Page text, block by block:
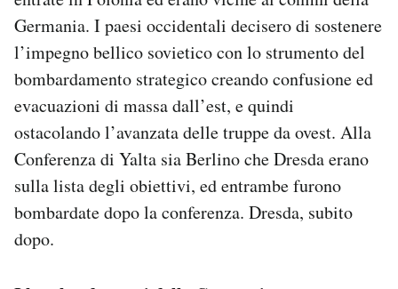
Germania. I paesi occidentali decisero di sostenere
l’impegno bellico sovietico con lo strumento del
bombardamento strategico creando confusione ed
evacuazioni di massa dall’est, e quindi
ostacolando l’avanzata delle truppe da ovest. Alla
Conferenza di Yalta sia Berlino che Dresda erano
sulla lista degli obiettivi, ed entrambe furono
bombardate dopo la conferenza. Dresda, subito
dopo.